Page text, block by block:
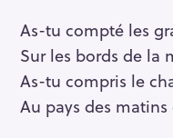
As-tu compté les
Sur les bords de la
As-tu compris le
Au pays des matins